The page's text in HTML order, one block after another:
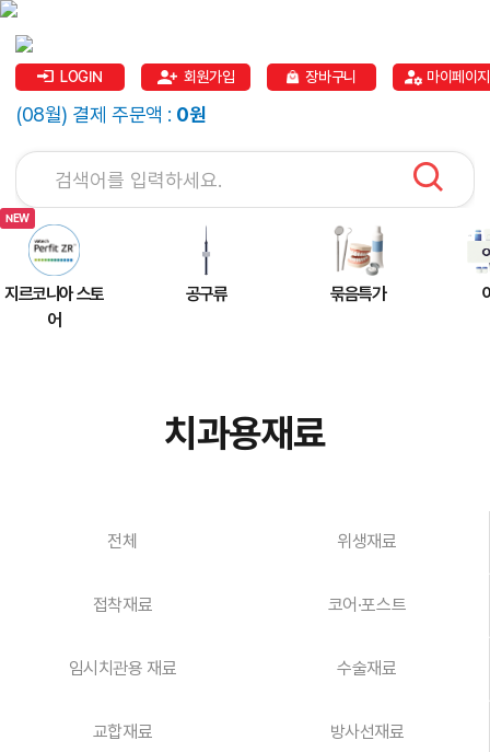
LOGIN 회원가입 장바구니 마이페이지
(08월) 결제 주문액 : 0원
지르코니아 스토
어
공구류 묶음특가
치과용재료
전체 위생재료
접착재료 코어·포스트
임시치관용 재료 수술재료
교합재료 방사선재료